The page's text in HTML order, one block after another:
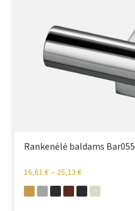
Rankenėlė baldams Bar055
16,61 €– 25,13 €